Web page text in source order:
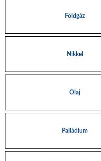
Földgáz
Nikkel
Olaj
Palládium